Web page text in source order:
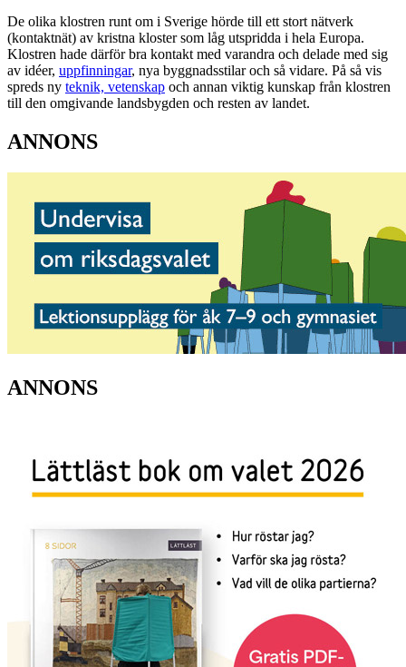
De olika klostren runt om i Sverige hörde till ett stort nätverk
(kontaktnät) av kristna kloster som låg utspridda i hela Europa.
Klostren hade därför bra kontakt med varandra och delade med sig
av idéer, uppfinningar, nya byggnadsstilar och så vidare. På så vis
spreds ny teknik, vetenskap och annan viktig kunskap från klostren
till den omgivande landsbygden och resten av landet.
ANNONS
ANNONS